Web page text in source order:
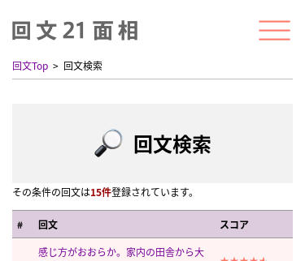
回文Top 回文検索
回文検索
その条件の回文は15件登録されています。
# 回文 スコア
感じ方がおおらか。家内の田舎から大